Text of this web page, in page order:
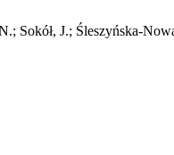
Sokół, J.; Śleszyńska-